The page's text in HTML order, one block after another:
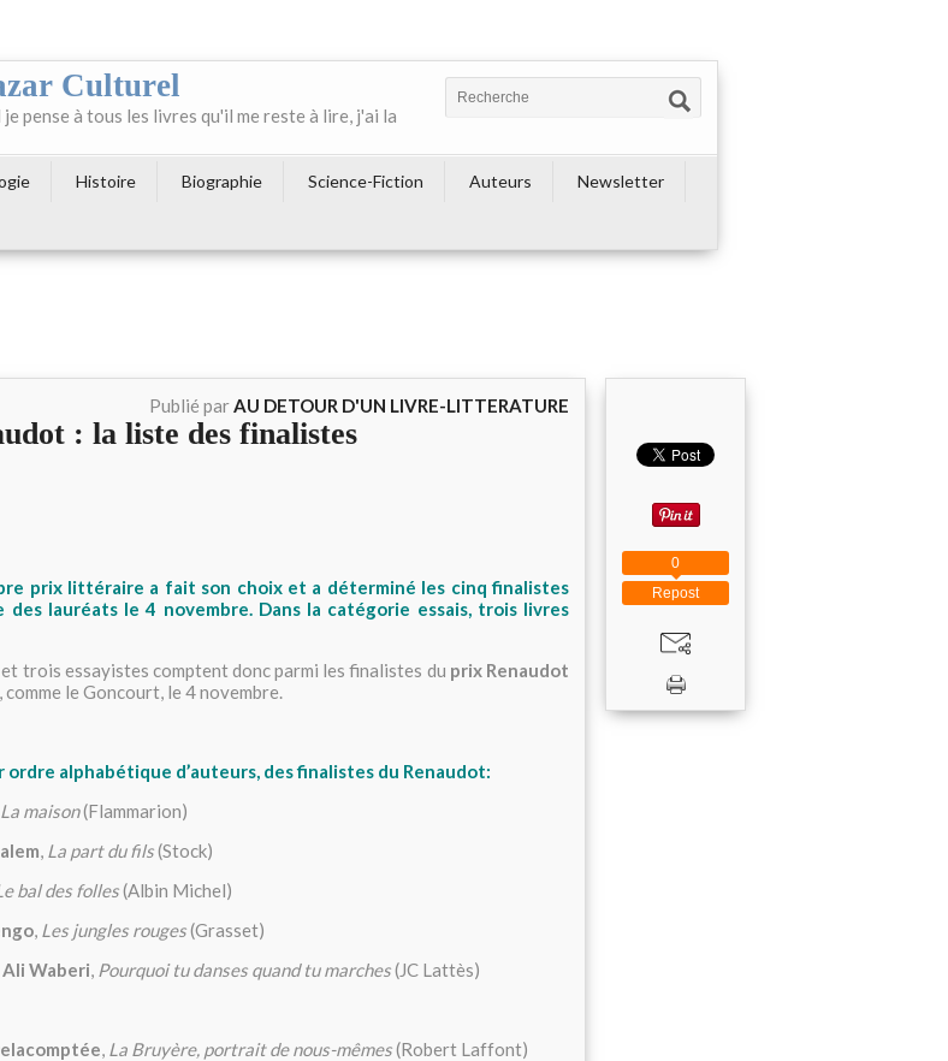
Culturel
pense à tous les livres qu'il me reste à lire, j'ai la
Histoire Biographie Science-Fiction Auteurs
Newsletter
Publié parAU DETOUR D'UN LIVRE-LITTERATURE
: la liste des finalistes
prix littéraire a fait son choix et a déterminé les cinq finalistes
des lauréats le 4 novembre. Dans la catégorie essais, trois livres
trois essayistes comptent donc parmi les finalistes du prix Renaudot
comme le Goncourt, le 4 novembre.
ordre alphabétique d’auteurs, des finalistes du Renaudot:
La maison(Flammarion)
, La part du fils(Stock)
bal des folles(Albin Michel)
, Les jungles rouges(Grasset)
Waberi, Pourquoi tu danses quand tu marches(JC Lattès)
, La Bruyère, portrait de nous-mêmes(Robert Laffont)
Repost
0